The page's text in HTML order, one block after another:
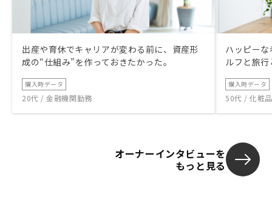
出産や育休でキャリアが変わる前に、資産形
成の“仕組み”を作っておきたかった。
購入時データ
20代 / 金融機関勤務
ハッピー
ルフと旅
購入時データ
50代 / 化粧
オーナーインタビューを
もっと見る